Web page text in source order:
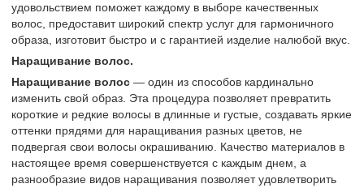
удовольствием поможет каждому в выборе качественных
волос, предоставит широкий спектр услуг для гармоничного
образа, изготовит быстро и с гарантией изделие налюбой вкус.
Наращивание волос.
Наращивание волос — один из способов кардинально
изменить свой образ. Эта процедура позволяет превратить
короткие и редкие волосы в длинные и густые, создавать яркие
оттенки прядями для наращивания разных цветов, не
подвергая свои волосы окрашиванию. Качество материалов в
настоящее время совершенствуется с каждым днем, а
разнообразие видов наращивания позволяет удовлетворить